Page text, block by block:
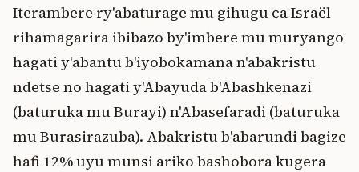
Iterambere ry'abaturage mu gihugu ca Israël
rihamagarira ibibazo by'imbere mu muryango
hagati y'abantu b'iyobokamana n'abakristu
ndetse no hagati y'Abayuda b'Abashkenazi
(baturuka mu Burayi) n'Abasefaradi (baturuka
mu Burasirazuba). Abakristu b'abarundi bagize
hafi 12% uyu munsi ariko bashobora kugera